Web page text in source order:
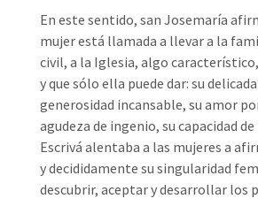
En este sentido, san Josemaría
mujer está llamada a llevar a la
civil, a la Iglesia, algo
y que sólo ella puede dar: su
generosidad incansable, su amor
agudeza de ingenio, su capacidad
Escrivá alentaba a las mujeres a
y decididamente su singularidad
descubrir, aceptar y desarrollar los